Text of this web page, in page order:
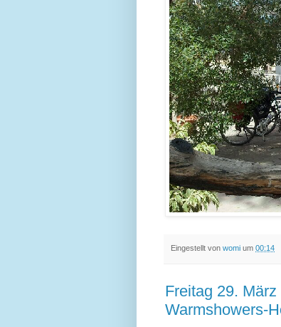
Eingestellt von womi um 00:14
Freitag 29.
Warmshowers-